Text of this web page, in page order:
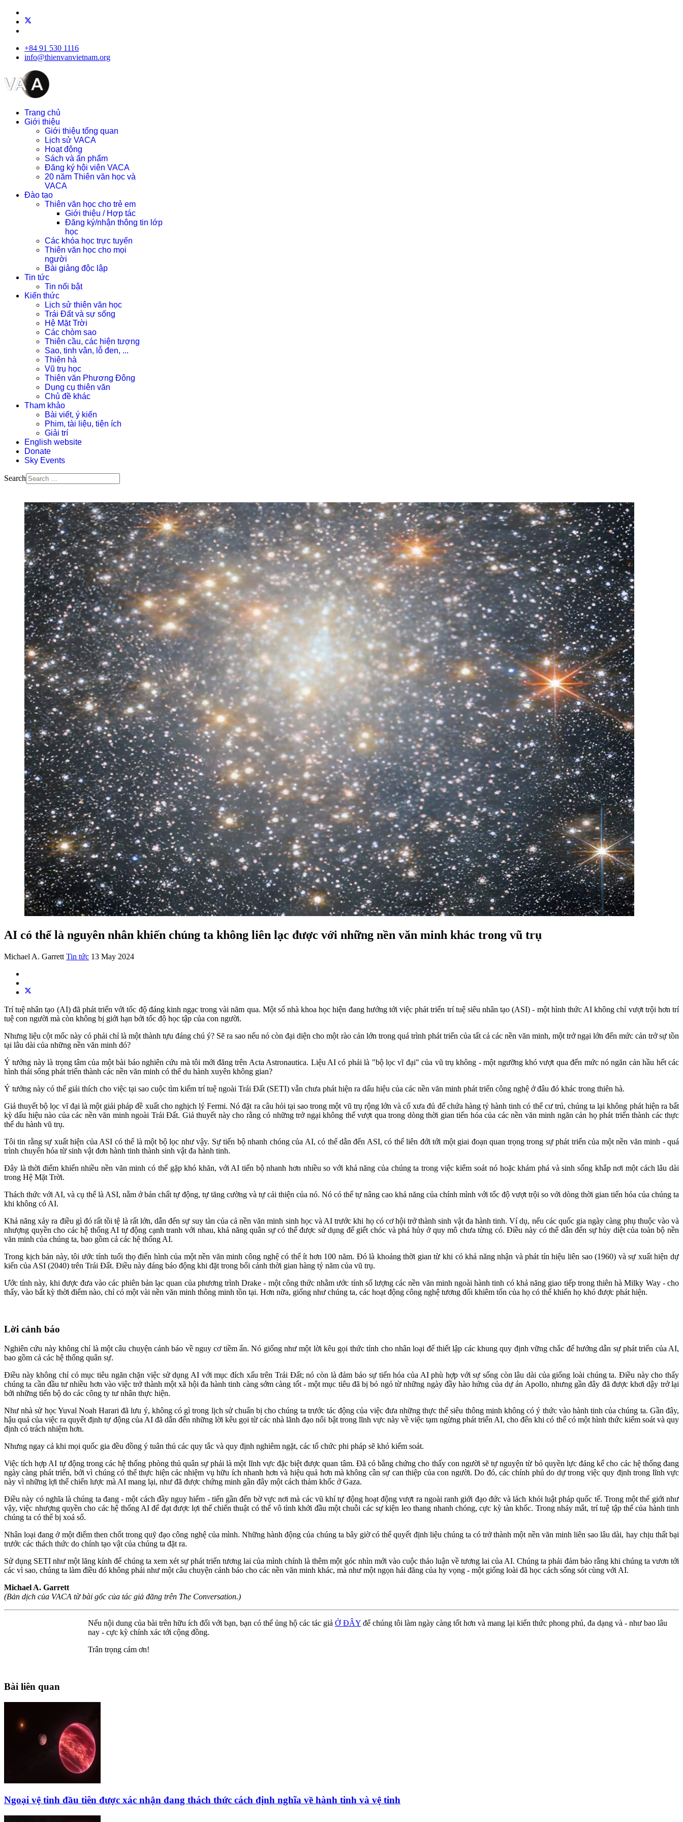
+84 91 530 1116
info@thienvanvietnam.org
Trang chủ
Giới thiệu
Giới thiệu tổng quan
Lịch sử VACA
Hoạt động
Sách và ấn phẩm
Đăng ký hội viên VACA
20 năm Thiên văn học và
VACA
Đào tạo
Thiên văn học cho trẻ em
Giới thiệu / Hợp tác
Đăng ký/nhận thông tin lớp
học
Các khóa học trực tuyến
Thiên văn học cho mọi
người
Bài giảng độc lập
Tin tức
Tin nổi bật
Kiến thức
Lịch sử thiên văn học
Trái Đất và sự sống
Hệ Mặt Trời
Các chòm sao
Thiên cầu, các hiện tượng
Sao, tinh vân, lỗ đen, ...
Thiên hà
Vũ trụ học
Thiên văn Phương Đông
Dụng cụ thiên văn
Chủ đề khác
Tham khảo
Bài viết, ý kiến
Phim, tài liệu, tiện ích
Giải trí
English website
Donate
Sky Events
Search
AI có thể là nguyên nhân khiến chúng ta không liên lạc được với những nền văn minh khác trong vũ trụ
Michael A. Garrett Tin tức 13 May 2024
Trí tuệ nhân tạo (AI) đã phát triển với tốc độ đáng kinh ngạc trong vài năm qua. Một số nhà khoa học hiện đang hướng tới việc phát triển trí tuệ siêu nhân tạo (ASI) - một hình thức AI không chỉ vượt trội hơn trí
tuệ con người mà còn không bị giới hạn bởi tốc độ học tập của con người.
Nhưng liệu cột mốc này có phải chỉ là một thành tựu đáng chú ý? Sẽ ra sao nếu nó còn đại diện cho một rào cản lớn trong quá trình phát triển của tất cả các nền văn minh, một trở ngại lớn đến mức cản trở sự tồn
tại lâu dài của những nền văn minh đó?
Ý tưởng này là trọng tâm của một bài báo nghiên cứu mà tôi mới đăng trên Acta Astronautica. Liệu AI có phải là "bộ lọc vĩ đại" của vũ trụ không - một ngưỡng khó vượt qua đến mức nó ngăn cản hầu hết các
hình thái sống phát triển thành các nền văn minh có thể du hành xuyên không gian?
Ý tưởng này có thể giải thích cho việc tại sao cuộc tìm kiếm trí tuệ ngoài Trái Đất (SETI) vẫn chưa phát hiện ra dấu hiệu của các nền văn minh phát triển công nghệ ở đâu đó khác trong thiên hà.
Giả thuyết bộ lọc vĩ đại là một giải pháp đề xuất cho nghịch lý Fermi. Nó đặt ra câu hỏi tại sao trong một vũ trụ rộng lớn và cổ xưa đủ để chứa hàng tỷ hành tinh có thể cư trú, chúng ta lại không phát hiện ra bất
kỳ dấu hiệu nào của các nền văn minh ngoài Trái Đất. Giả thuyết này cho rằng có những trở ngại không thể vượt qua trong dòng thời gian tiến hóa của các nền văn minh ngăn cản họ phát triển thành các thực
thể du hành vũ trụ.
Tôi tin rằng sự xuất hiện của ASI có thể là một bộ lọc như vậy. Sự tiến bộ nhanh chóng của AI, có thể dẫn đến ASI, có thể liên đới tới một giai đoạn quan trọng trong sự phát triển của một nền văn minh - quá
trình chuyển hóa từ sinh vật đơn hành tinh thành sinh vật đa hành tinh.
Đây là thời điểm khiến nhiều nền văn minh có thể gặp khó khăn, với AI tiến bộ nhanh hơn nhiều so với khả năng của chúng ta trong việc kiểm soát nó hoặc khám phá và sinh sống khắp nơi một cách lâu dài
trong Hệ Mặt Trời.
Thách thức với AI, và cụ thể là ASI, nằm ở bản chất tự động, tự tăng cường và tự cải thiện của nó. Nó có thể tự nâng cao khả năng của chính mình với tốc độ vượt trội so với dòng thời gian tiến hóa của chúng ta
khi không có AI.
Khả năng xảy ra điều gì đó rất tồi tệ là rất lớn, dẫn đến sự suy tàn của cả nền văn minh sinh học và AI trước khi họ có cơ hội trở thành sinh vật đa hành tinh. Ví dụ, nếu các quốc gia ngày càng phụ thuộc vào và
nhượng quyền cho các hệ thống AI tự động cạnh tranh với nhau, khả năng quân sự có thể được sử dụng để giết chóc và phá hủy ở quy mô chưa từng có. Điều này có thể dẫn đến sự hủy diệt của toàn bộ nền
văn minh của chúng ta, bao gồm cả các hệ thống AI.
Trong kịch bản này, tôi ước tính tuổi thọ điển hình của một nền văn minh công nghệ có thể ít hơn 100 năm. Đó là khoảng thời gian từ khi có khả năng nhận và phát tín hiệu liên sao (1960) và sự xuất hiện dự
kiến của ASI (2040) trên Trái Đất. Điều này đáng báo động khi đặt trong bối cảnh thời gian hàng tỷ năm của vũ trụ.
Ước tính này, khi được đưa vào các phiên bản lạc quan của phương trình Drake - một công thức nhằm ước tính số lượng các nền văn minh ngoài hành tinh có khả năng giao tiếp trong thiên hà Milky Way - cho
thấy, vào bất kỳ thời điểm nào, chỉ có một vài nền văn minh thông minh tồn tại. Hơn nữa, giống như chúng ta, các hoạt động công nghệ tương đối khiêm tốn của họ có thể khiến họ khó được phát hiện.
Lời cảnh báo
Nghiên cứu này không chỉ là một câu chuyện cảnh báo về nguy cơ tiềm ẩn. Nó giống như một lời kêu gọi thức tỉnh cho nhân loại để thiết lập các khung quy định vững chắc để hướng dẫn sự phát triển của AI,
bao gồm cả các hệ thống quân sự.
Điều này không chỉ có mục tiêu ngăn chặn việc sử dụng AI với mục đích xấu trên Trái Đất; nó còn là đảm bảo sự tiến hóa của AI phù hợp với sự sống còn lâu dài của giống loài chúng ta. Điều này cho thấy
chúng ta cần đầu tư nhiều hơn vào việc trở thành một xã hội đa hành tinh càng sớm càng tốt - một mục tiêu đã bị bỏ ngỏ từ những ngày đầy hào hứng của dự án Apollo, nhưng gần đây đã được khơi dậy trở lại
bởi những tiến bộ do các công ty tư nhân thực hiện.
Như nhà sử học Yuval Noah Harari đã lưu ý, không có gì trong lịch sử chuẩn bị cho chúng ta trước tác động của việc đưa những thực thể siêu thông minh không có ý thức vào hành tinh của chúng ta. Gần đây,
hậu quả của việc ra quyết định tự động của AI đã dẫn đến những lời kêu gọi từ các nhà lãnh đạo nổi bật trong lĩnh vực này về việc tạm ngừng phát triển AI, cho đến khi có thể có một hình thức kiểm soát và quy
định có trách nhiệm hơn.
Nhưng ngay cả khi mọi quốc gia đều đồng ý tuân thủ các quy tắc và quy định nghiêm ngặt, các tổ chức phi pháp sẽ khó kiểm soát.
Việc tích hợp AI tự động trong các hệ thống phòng thủ quân sự phải là một lĩnh vực đặc biệt được quan tâm. Đã có bằng chứng cho thấy con người sẽ tự nguyện từ bỏ quyền lực đáng kể cho các hệ thống đang
ngày càng phát triển, bởi vì chúng có thể thực hiện các nhiệm vụ hữu ích nhanh hơn và hiệu quả hơn mà không cần sự can thiệp của con người. Do đó, các chính phủ do dự trong việc quy định trong lĩnh vực
này vì những lợi thế chiến lược mà AI mang lại, như đã được chứng minh gần đây một cách thảm khốc ở Gaza.
Điều này có nghĩa là chúng ta đang - một cách đầy nguy hiểm - tiến gần đến bờ vực nơi mà các vũ khí tự động hoạt động vượt ra ngoài ranh giới đạo đức và lách khỏi luật pháp quốc tế. Trong một thế giới như
vậy, việc nhượng quyền cho các hệ thống AI để đạt được lợi thế chiến thuật có thể vô tình khởi đầu một chuỗi các sự kiện leo thang nhanh chóng, cực kỳ tàn khốc. Trong nháy mắt, trí tuệ tập thể của hành tinh
chúng ta có thể bị xoá sổ.
Nhân loại đang ở một điểm then chốt trong quỹ đạo công nghệ của mình. Những hành động của chúng ta bây giờ có thể quyết định liệu chúng ta có trở thành một nền văn minh liên sao lâu dài, hay chịu thất bại
trước các thách thức do chính tạo vật của chúng ta đặt ra.
Sử dụng SETI như một lăng kính để chúng ta xem xét sự phát triển tương lai của mình chính là thêm một góc nhìn mới vào cuộc thảo luận về tương lai của AI. Chúng ta phải đảm bảo rằng khi chúng ta vươn tới
các vì sao, chúng ta làm điều đó không phải như một câu chuyện cảnh báo cho các nền văn minh khác, mà như một ngọn hải đăng của hy vọng - một giống loài đã học cách sống sót cùng với AI.
Michael A. Garrett
(Bản dịch của VACA từ bài gốc của tác giả đăng trên The Conversation.)
Nếu nội dung của bài trên hữu ích đối với bạn, bạn có thể ủng hộ các tác giả Ở ĐÂY để chúng tôi làm ngày càng tốt hơn và mang lại kiến thức phong phú, đa dạng và - như bao lâu
nay - cực kỳ chính xác tới cộng đồng.
Trân trọng cám ơn!
Bài liên quan
Ngoại vệ tinh đầu tiên được xác nhận đang thách thức cách định nghĩa về hành tinh và vệ tinh